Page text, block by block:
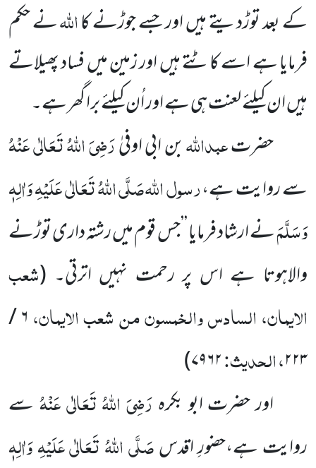
کے بعد توڑدیتے ہیں اور جسے جوڑنے کااللہنے حکم
فرمایا ہے اسے کاٹتے ہیں اور زمین میں فساد پھیلاتے
ہیں ان کیلئے لعنت ہی ہے اور اُن کیلئے برا گھر ہے۔
حضرتعبداللہبن ابی اوفیٰرَضِیَ اللہُ تَعَالٰی عَنْہُ
سے روایت ہے،رسول اللہصَلَّی اللہُ تَعَالٰی عَلَیْہِ وَاٰلِہٖ
وَسَلَّمَنے ارشاد فرمایا ’’جس قوم میں رشتہ داری توڑنے
والاہوتا ہے اس پر رحمت نہیں اترتی۔ (شعب
الایمان، السادس والخمسون من شعب الایمان، ۶ /
۲۲۳، الحدیث:۷۹۶۲)
اور حضرت ابو بکرہرَضِیَ اللہُ تَعَالٰی عَنْہُسے
روایت ہے،حضورِ اقدسصَلَّی اللہُ تَعَالٰی عَلَیْہِ وَاٰلِہٖ